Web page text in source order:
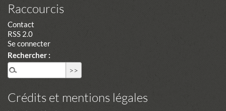
Raccourcis
Contact
RSS 2.0
Se connecter
Rechercher :
Crédits et mentions légales